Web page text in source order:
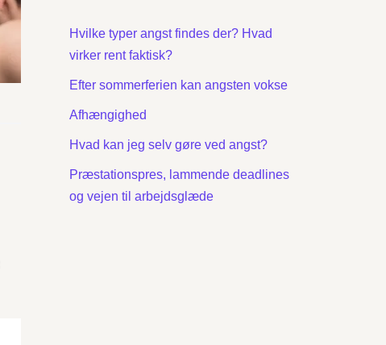
Hvilke typer angst findes der? Hvad
virker rent faktisk?
Efter sommerferien kan angsten vokse
Afhængighed
Hvad kan jeg selv gøre ved angst?
Præstationspres, lammende deadlines
og vejen til arbejdsglæde